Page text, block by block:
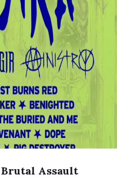
Assault